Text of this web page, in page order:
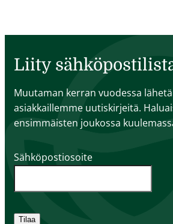
Liity
Muutaman kerran vuodessa
asiakkaillemme uutiskirjeitä.
ensimmäisten joukossa
Sähköpostiosoite
Tilaa